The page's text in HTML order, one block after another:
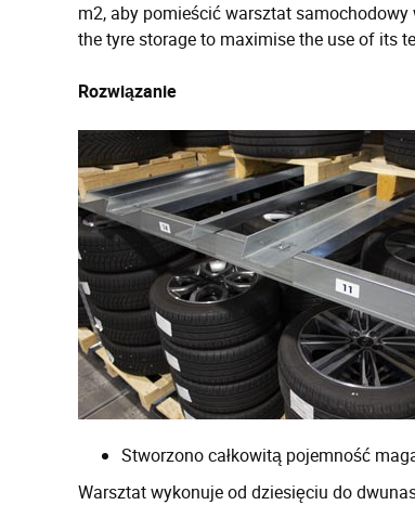
m2, aby pomieścić warsztat
the tyre storage to maximise the use of its
Rozwiązanie
Stworzono całkowitą pojemność
Warsztat wykonuje od dziesięciu do